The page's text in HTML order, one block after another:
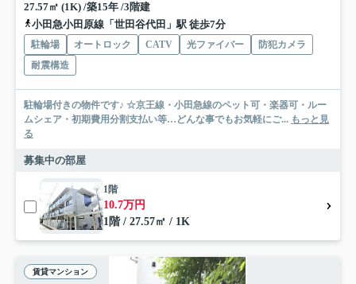
27.57㎡ (1K) /築15年 /3階建
小田急小田原線「世田谷代田」駅 徒歩7分
駐輪場 オートロック CATV 光ファイバー
防犯カメラ
耐震構造
駐輪場付きの物件です♪ ☆京王線・小田急線のペット可・楽器可・ルー
ムシェア・初期費用分割支払い等…どんな事でもお気軽にご... もっと見
る
募集中の部屋
1階
10.7万円
1階 / 27.57㎡ / 1K
賃貸マンション